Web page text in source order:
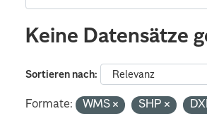
Keine Datensätze
Sortieren nach
Formate: WMS SHP